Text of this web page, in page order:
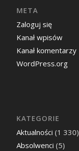
META
Zaloguj się
Kanał wpisów
Kanał komentarzy
WordPress.org
KATEGORIE
Aktualności (1 330)
Absolwenci (5)